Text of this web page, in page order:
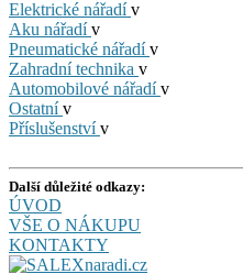
Elektrické nářadív
Aku nářadív
Pneumatické nářadív
Zahradní technika v
Automobilové nářadív
Ostatnív
Příslušenstvív
Další důležité odkazy:
ÚVOD
VŠE O NÁKUPU
KONTAKTY